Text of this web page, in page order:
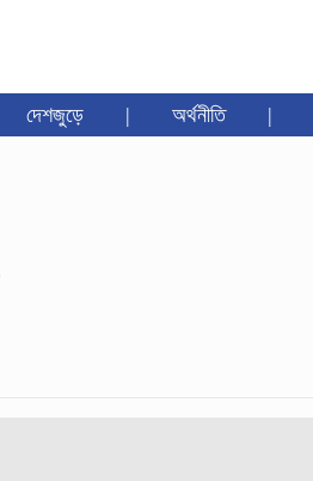
দেশজুড়ে | অর্থনীতি |